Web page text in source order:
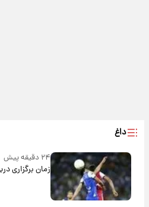
داغ
۲۴ دقیقه پیش
زمان برگزاری دربی ۱۰۷ اعلام شد؟